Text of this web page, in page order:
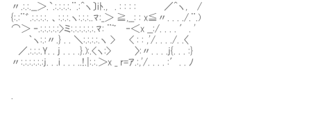
〃.:.:.__＞.`.:.:.:.:.¨.:^ヽ〕iﾄ., . : : : : ／^ヽ, /
{:.:¨゛.:.:.:.:. 、:.:.:.ヽ:.:.:..ﾏ:_＞ ≧,__: : x≦〃. . . ./.¨.)
⌒＞ ‐.:.:.:.:.:>ミ:.:.:.:.:.:.ﾏ: ¨~ ‐＜x __:/. . . . ′. '
｀ヽ:.:〃.} . . ＼:.:.:.:.ヽ > < : : ,'/. . . ./. .〈
／.:.:.:.Y. . j . . . .}.):.<ヽ:> 〉:〃. . . .j{. . . :}
〃:.:.:.:.:.:j. . .i . . . ..!.|:.:.＞x _ r=ｱ.:,'/. . . . :′. . ﾉ